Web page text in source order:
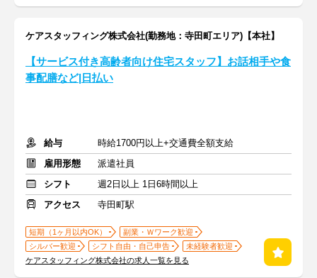
ケアスタッフィング株式会社(勤務地：寺田町エリア)【本社】
【サービス付き高齢者向け住宅スタッフ】お話相手や食
事配膳など|日払い
給与
時給1700円以上+交通費全額支給
雇用形態
派遣社員
シフト
週2日以上 1日6時間以上
アクセス
寺田町駅
短期（1ヶ月以内OK）
副業・Ｗワーク歓迎
シルバー歓迎
シフト自由・自己申告
未経験者歓迎
ケアスタッフィング株式会社の求人一覧を見る